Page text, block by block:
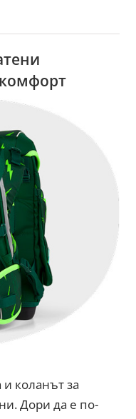
и коланът за
Дори да е по-